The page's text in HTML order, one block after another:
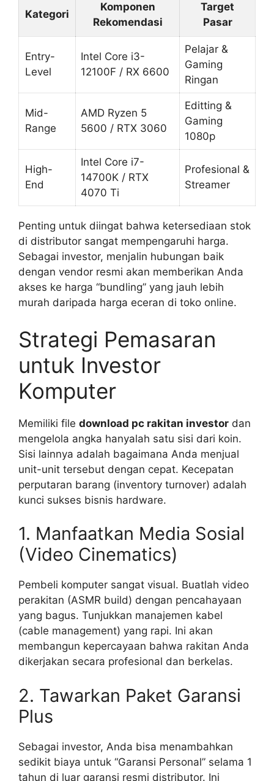
Kategori
Komponen
Rekomendasi
Target
Pasar
Entry-
Level
Intel Core i3-
12100F / RX 6600
Pelajar &
Gaming
Ringan
Mid-
Range
AMD Ryzen 5
5600 / RTX 3060
Editting &
Gaming
1080p
High-
End
Intel Core i7-
14700K / RTX
4070 Ti
Profesional &
Streamer
Penting untuk diingat bahwa ketersediaan stok
di distributor sangat mempengaruhi harga.
Sebagai investor, menjalin hubungan baik
dengan vendor resmi akan memberikan Anda
akses ke harga “bundling” yang jauh lebih
murah daripada harga eceran di toko online.
Strategi Pemasaran
untuk Investor
Komputer
Memiliki file download pc rakitan investor dan
mengelola angka hanyalah satu sisi dari koin.
Sisi lainnya adalah bagaimana Anda menjual
unit-unit tersebut dengan cepat. Kecepatan
perputaran barang (inventory turnover) adalah
kunci sukses bisnis hardware.
1. Manfaatkan Media Sosial
(Video Cinematics)
Pembeli komputer sangat visual. Buatlah video
perakitan (ASMR build) dengan pencahayaan
yang bagus. Tunjukkan manajemen kabel
(cable management) yang rapi. Ini akan
membangun kepercayaan bahwa rakitan Anda
dikerjakan secara profesional dan berkelas.
2. Tawarkan Paket Garansi
Plus
Sebagai investor, Anda bisa menambahkan
sedikit biaya untuk “Garansi Personal” selama 1
tahun di luar garansi resmi distributor. Ini